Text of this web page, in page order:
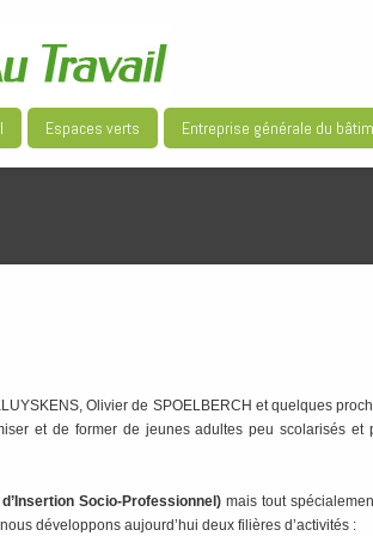
Espaces verts Entreprise générale du
Olivier de SPOELBERCH et quelques
et de former de jeunes adultes peu scolarisés et
Socio-Professionnel) mais tout
nous développons aujourd’hui deux filières d’activités :